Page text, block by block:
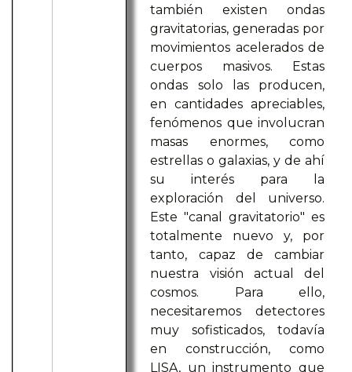
también existen ondas
gravitatorias, generadas por
movimientos acelerados de
cuerpos masivos. Estas
ondas solo las producen,
en cantidades apreciables,
fenómenos que involucran
masas enormes, como
estrellas o galaxias, y de ahí
su interés para la
exploración del universo.
Este "canal gravitatorio" es
totalmente nuevo y, por
tanto, capaz de cambiar
nuestra visión actual del
cosmos. Para ello,
necesitaremos detectores
muy sofisticados, todavía
en construcción, como
LISA, un instrumento que